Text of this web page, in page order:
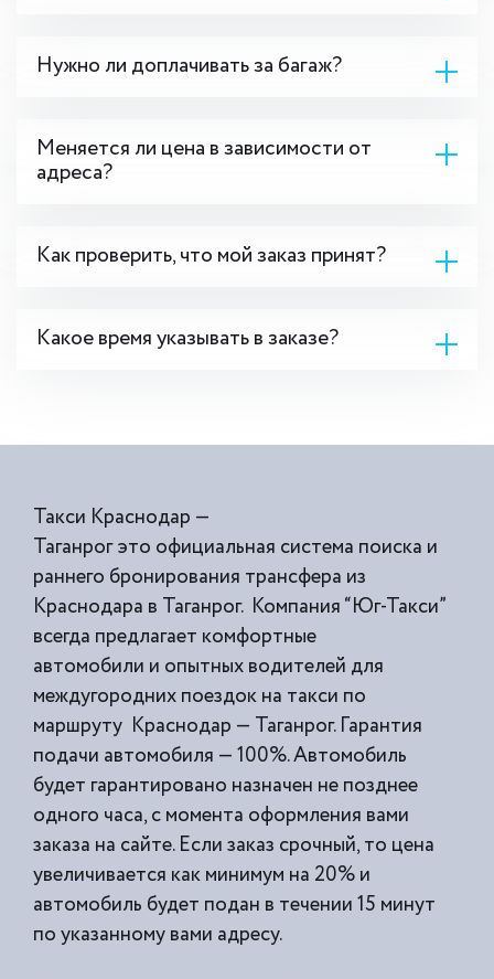
Нужно ли доплачивать за багаж?
Меняется ли цена в зависимости от
адреса?
Как проверить, что мой заказ принят?
Какое время указывать в заказе?
Такси Краснодар —
Таганрог это официальная система поиска и
раннего бронирования трансфера из
Краснодара в Таганрог. Компания “Юг-Такси”
всегда предлагает комфортные
автомобили и опытных водителей для
междугородних поездок на такси по
маршруту Краснодар — Таганрог. Гарантия
подачи автомобиля — 100%. Автомобиль
будет гарантировано назначен не позднее
одного часа, с момента оформления вами
заказа на сайте. Если заказ срочный, то цена
увеличивается как минимум на 20% и
автомобиль будет подан в течении 15 минут
по указанному вами адресу.